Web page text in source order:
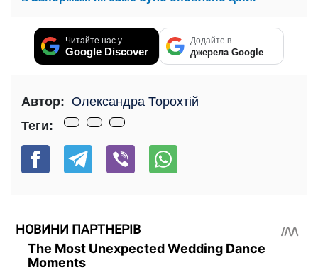
Читайте нас у
Google Discover
Додайте в
джерела Google
Автор: Олександра Торохтій
Теги:
НОВИНИ ПАРТНЕРІВ
The Most Unexpected Wedding Dance
Moments